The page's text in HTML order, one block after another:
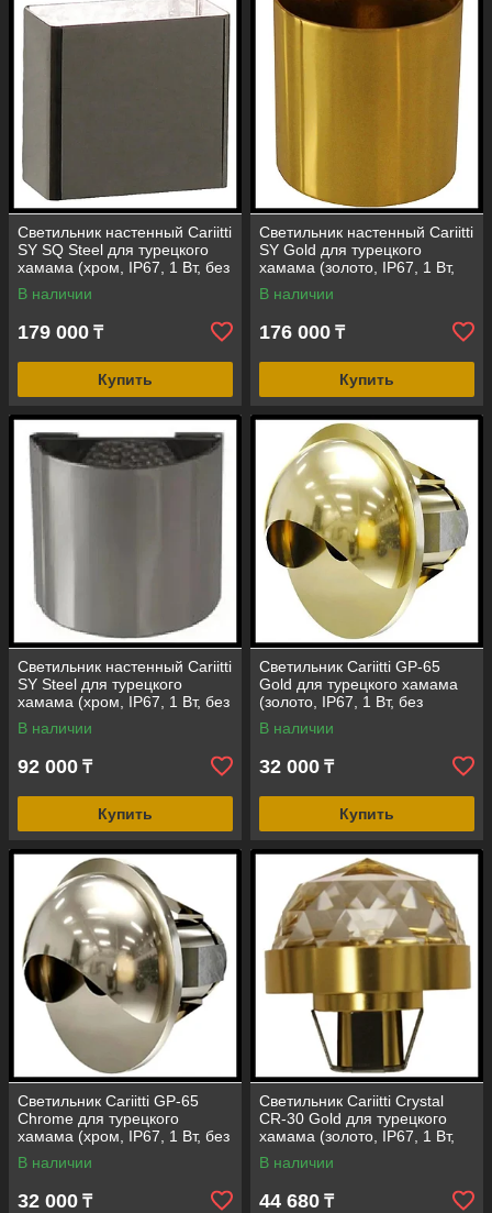
Светильник настенный Cariitti
SY SQ Steel для турецкого
хамама (хром, IP67, 1 Вт, без
источника света)
В наличии
179 000 ₸
Купить
Светильник настенный Cariitti
SY Gold для турецкого
хамама (золото, IP67, 1 Вт,
без источника света)
В наличии
176 000 ₸
Купить
Светильник настенный Cariitti
SY Steel для турецкого
хамама (хром, IP67, 1 Вт, без
источника света)
В наличии
92 000 ₸
Купить
Светильник Cariitti GP-65
Gold для турецкого хамама
(золото, IP67, 1 Вт, без
источника света)
В наличии
32 000 ₸
Купить
Светильник Cariitti GP-65
Chrome для турецкого
хамама (хром, IP67, 1 Вт, без
источника света)
В наличии
32 000 ₸
Светильник Cariitti Crystal
CR-30 Gold для турецкого
хамама (золото, IP67, 1 Вт,
без источника света)
В наличии
44 680 ₸